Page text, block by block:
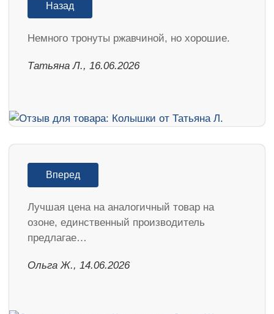
Назад
Немного тронуты ржавчиной, но хорошие.
Татьяна Л., 16.06.2026
Вперед
Лучшая цена на аналогичный товар на
озоне, единственный производитель
предлагае…
Ольга Ж., 14.06.2026